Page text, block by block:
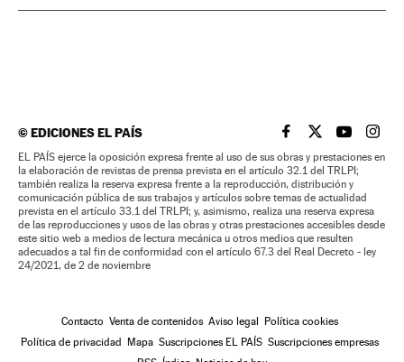
©EDICIONES EL PAÍS EL PAÍS BRASIL EN
EL PAÍSEL PAÍS
EL
EL PAÍS ejerce la oposición expresa frente al uso de sus obras y prestaciones en
la elaboración de revistas de prensa prevista en el artículo 32.1 del TRLPI;
también realiza la reserva expresa frente a la reproducción, distribución y
comunicación pública de sus trabajos y artículos sobre temas de actualidad
prevista en el artículo 33.1 del TRLPI; y, asimismo, realiza una reserva expresa
de las reproducciones y usos de las obras y otras prestaciones accesibles desde
este sitio web a medios de lectura mecánica u otros medios que resulten
adecuados a tal fin de conformidad con el artículo 67.3 del Real Decreto - ley
24/2021, de 2 de noviembre
Contacto Venta de contenidos Aviso legal
Política cookies
Política de privacidad
Mapa Suscripciones EL PAÍS Suscripciones empresas